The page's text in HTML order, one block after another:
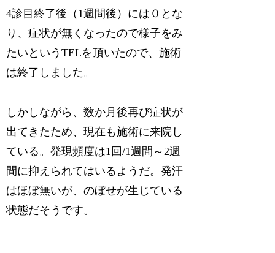
4診目終了後（1週間後）には０とな
り、症状が無くなったので様子をみ
たいというTELを頂いたので、施術
は終了しました。
しかしながら、数か月後再び症状が
出てきたため、現在も施術に来院し
ている。発現頻度は1回/1週間～2週
間に抑えられてはいるようだ。発汗
はほぼ無いが、のぼせが生じている
状態だそうです。